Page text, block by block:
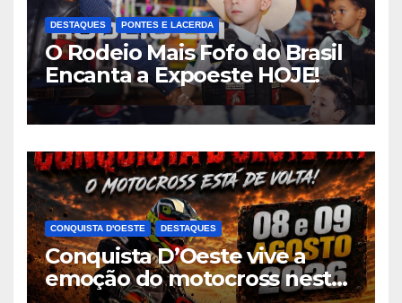
DESTAQUES PONTES E LACERDA
O Rodeio Mais Fofo do Brasil
Encanta a Expoeste HOJE!
CONQUISTA D'OESTE DESTAQUES
Conquista D’Oeste vive a
emoção do motocross neste